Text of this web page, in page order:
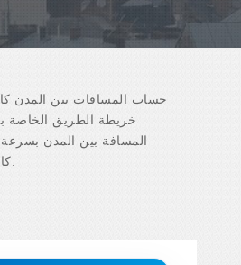
حساب المسافات بين المدن
خريطة الطريق الخاصة
المسافة بين المدن